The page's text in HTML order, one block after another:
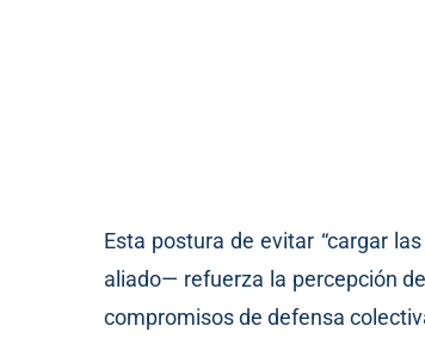
Esta postura de evitar “cargar
aliado— refuerza la percepción
compromisos de defensa